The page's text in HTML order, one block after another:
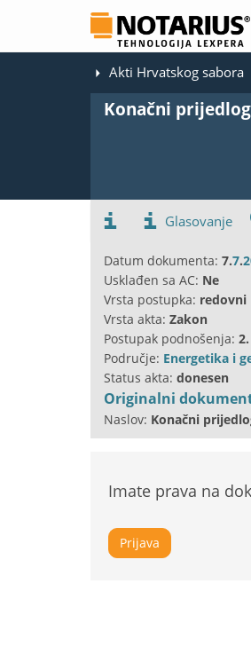
Akti Hrvatskog sabora
Konačni
Glasovanje
Datum dokumenta: 7.7.
Usklađen sa AC: Ne
Vrsta postupka: redovni
Vrsta akta: Zakon
Postupak podnošenja:
Područje: Energetika i
Status akta: donesen
Originalni
Naslov: Konačni
Imate prava na
Prijava